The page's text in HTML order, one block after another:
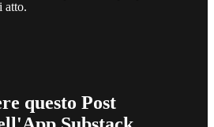
atto.
questo Post